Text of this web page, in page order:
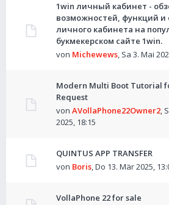
1win личный кабинет -
возможностей, функций и
личного кабинета на
букмекерском сайте 1win.
von Michewews, Sa 3. Mai
Modern Multi Boot Tutorial
Request
von AVollaPhone22Owner2,
2025, 18:15
QUINTUS APP TRANSFER
von Boris,Do 13. Mär 2025,
VollaPhone 22 for sale